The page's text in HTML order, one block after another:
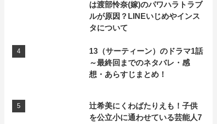
は渡部怜奈(嫁)のパワハラトラブ
ルが原因？LINEいじめやインス
タについて
13（サーティーン）のドラマ1話
～最終回までのネタバレ・感
想・あらすじまとめ！
辻希美にくわばたりえも！子供
を公立小に通わせている芸能人7